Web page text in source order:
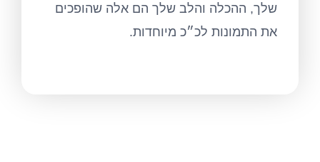
שלך, ההכלה והלב שלך הם אלה שהופכים
את התמונות לכ״כ מיוחדות.